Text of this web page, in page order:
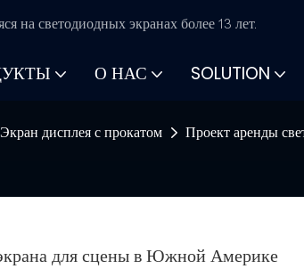
на светодиодных экранах более 13 лет.
О НАС SOLUTION
Экран дисплея с прокатом Проект аренды
для сцены в Южной Америке